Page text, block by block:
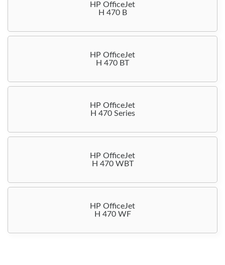
HP OfficeJet
H 470 B
HP OfficeJet
H 470 BT
HP OfficeJet
H 470 Series
HP OfficeJet
H 470 WBT
HP OfficeJet
H 470 WF